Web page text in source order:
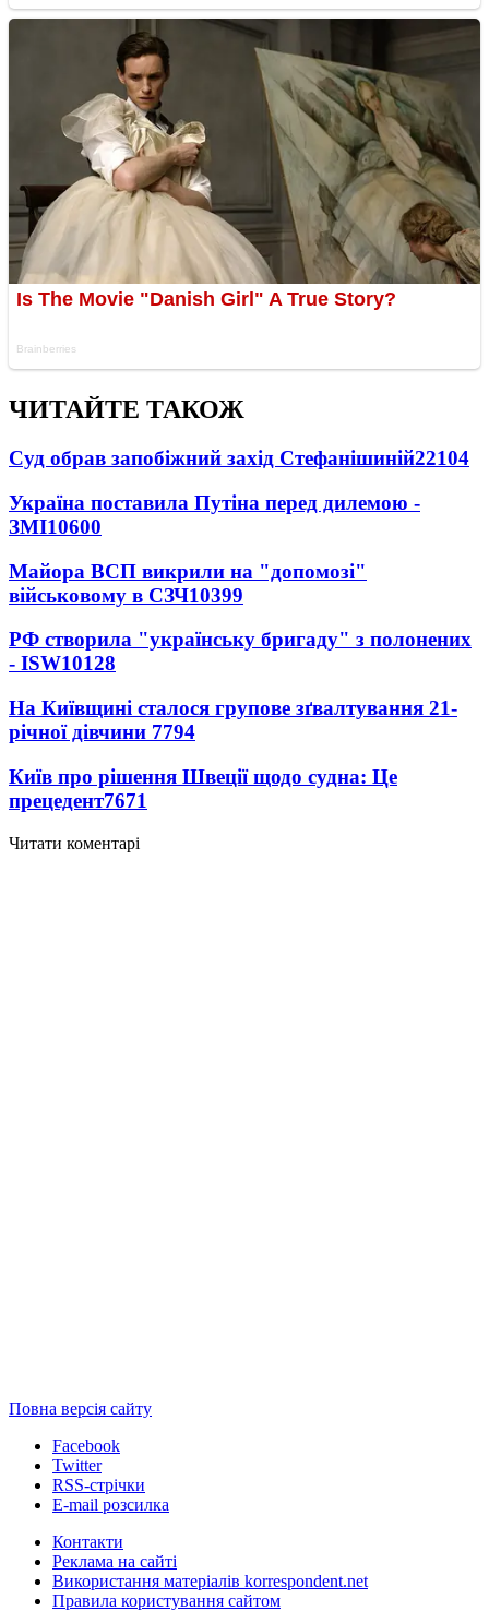
ЧИТАЙТЕ ТАКОЖ
Суд обрав запобіжний захід Стефанішиній22104
Україна поставила Путіна перед дилемою -
ЗМІ10600
Майора ВСП викрили на "допомозі"
військовому в СЗЧ10399
РФ створила "українську бригаду" з полонених
- ISW10128
На Київщині сталося групове зґвалтування 21-
річної дівчини 7794
Київ про рішення Швеції щодо судна: Це
прецедент7671
Читати коментарі
Повна версія сайту
Facebook
Twitter
RSS-стрічки
E-mail розсилка
Контакти
Реклама на сайті
Використання матеріалів korrespondent.net
Правила користування сайтом